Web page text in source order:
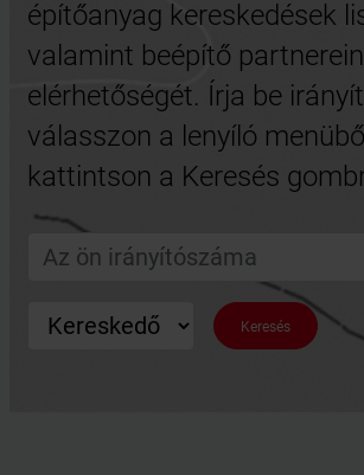
építőanyag kereskedések
valamint beépítő
elérhetőségét. Írja be
válasszon a lenyíló
kattintson a Keresés
Keresés